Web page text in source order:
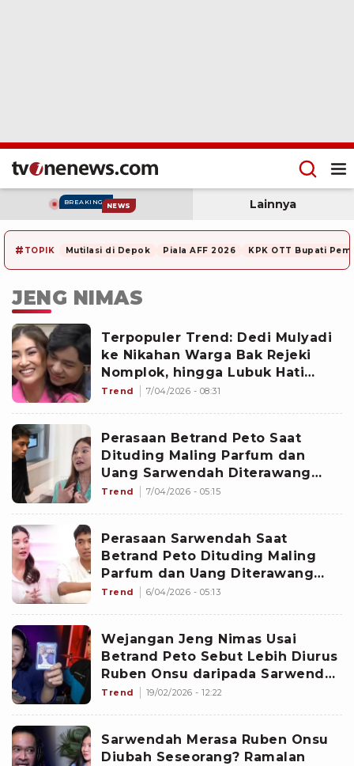
BREAKING NEWS Lainnya
# TOPIK Mutilasi di Depok Piala AFF 2026 KPK OTT Bupati
JENG NIMAS
Terpopuler Trend: Dedi Mulyadi
ke Nikahan Warga Bak Rejeki
Nomplok, hingga Lubuk Hati
Sarwendah Pada Betrand Peto
Trend 7/04/2026 - 08:31
Perasaan Betrand Peto Saat
Dituding Maling Parfum dan
Uang Sarwendah Diterawang
Jeng Nimas: Insecurity
Trend 7/04/2026 - 05:15
Perasaan Sarwendah Saat
Betrand Peto Dituding Maling
Parfum dan Uang Diterawang
Jeng Nimas: Harga Diri
Trend 6/04/2026 - 05:13
Wejangan Jeng Nimas Usai
Betrand Peto Sebut Lebih Diurus
Ruben Onsu daripada Sarwendah
di Acara TV
Trend 19/02/2026 - 12:22
Sarwendah Merasa Ruben Onsu
Diubah Seseorang? Ramalan